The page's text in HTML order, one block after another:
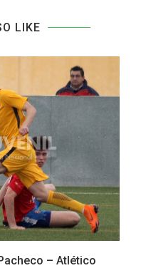
LIKE
– Atlético